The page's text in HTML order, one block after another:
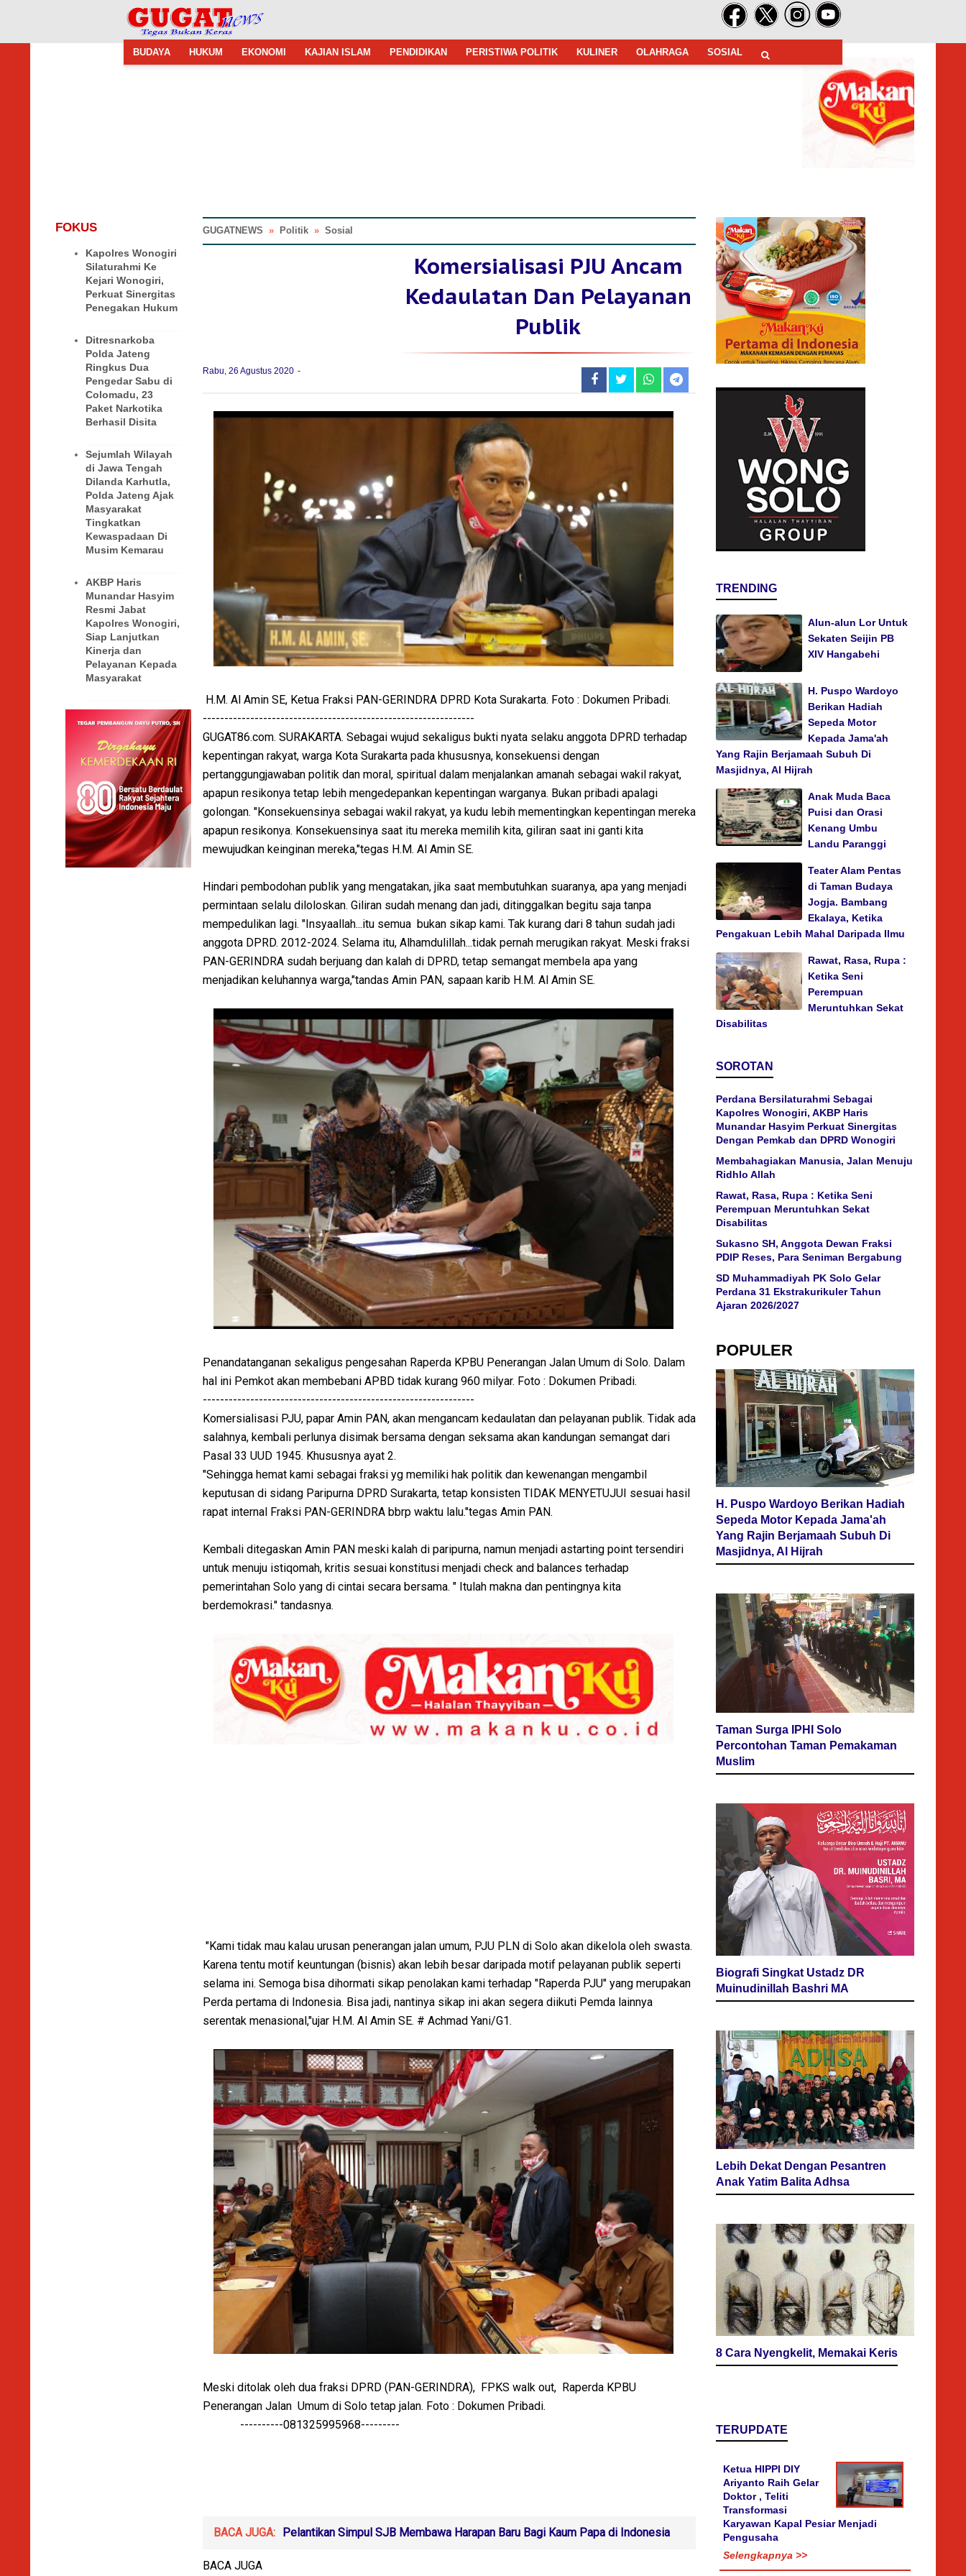
BUDAYA HUKUM EKONOMI KAJIAN ISLAM PENDIDIKAN PERISTIWA POLITIK KULINER OLAHRAGA SOSIAL
FOKUS
Kapolres Wonogiri
Silaturahmi Ke
Kejari Wonogiri,
Perkuat Sinergitas
Penegakan Hukum
Ditresnarkoba
Polda Jateng
Ringkus Dua
Pengedar Sabu di
Colomadu, 23
Paket Narkotika
Berhasil Disita
Sejumlah Wilayah
di Jawa Tengah
Dilanda Karhutla,
Polda Jateng Ajak
Masyarakat
Tingkatkan
Kewaspadaan Di
Musim Kemarau
AKBP Haris
Munandar Hasyim
Resmi Jabat
Kapolres Wonogiri,
Siap Lanjutkan
Kinerja dan
Pelayanan Kepada
Masyarakat
GUGATNEWS » Politik » Sosial
Komersialisasi PJU Ancam
Kedaulatan Dan Pelayanan
Publik
Rabu, 26 Agustus 2020
H.M. Al Amin SE, Ketua Fraksi PAN-GERINDRA DPRD Kota Surakarta. Foto : Dokumen Pribadi.
---------------------------------------------------------------
GUGAT86.com. SURAKARTA. Sebagai wujud sekaligus bukti nyata selaku anggota DPRD terhadap
kepentingan rakyat, warga Kota Surakarta pada khususnya, konsekuensi dengan
pertanggungjawaban politik dan moral, spiritual dalam menjalankan amanah sebagai wakil rakyat,
apapun resikonya tetap lebih mengedepankan kepentingan warganya. Bukan pribadi apalagi
golongan. "Konsekuensinya sebagai wakil rakyat, ya kudu lebih mementingkan kepentingan mereka
apapun resikonya. Konsekuensinya saat itu mereka memilih kita, giliran saat ini ganti kita
mewujudkan keinginan mereka,"tegas H.M. Al Amin SE.
Hindari pembodohan publik yang mengatakan, jika saat membutuhkan suaranya, apa yang menjadi
permintaan selalu diloloskan. Giliran sudah menang dan jadi, ditinggalkan begitu saja tanpa
mempedulikan lagi. "Insyaallah...itu semua bukan sikap kami. Tak kurang dari 8 tahun sudah jadi
anggota DPRD. 2012-2024. Selama itu, Alhamdulillah...tidak pernah merugikan rakyat. Meski fraksi
PAN-GERINDRA sudah berjuang dan kalah di DPRD, tetap semangat membela apa yang
menjadikan keluhannya warga,"tandas Amin PAN, sapaan karib H.M. Al Amin SE.
Penandatanganan sekaligus pengesahan Raperda KPBU Penerangan Jalan Umum di Solo. Dalam
hal ini Pemkot akan membebani APBD tidak kurang 960 milyar. Foto : Dokumen Pribadi.
---------------------------------------------------------------
Komersialisasi PJU, papar Amin PAN, akan mengancam kedaulatan dan pelayanan publik. Tidak ada
salahnya, kembali perlunya disimak bersama dengan seksama akan kandungan semangat dari
Pasal 33 UUD 1945. Khususnya ayat 2.
"Sehingga hemat kami sebagai fraksi yg memiliki hak politik dan kewenangan mengambil
keputusan di sidang Paripurna DPRD Surakarta, tetap konsisten TIDAK MENYETUJUI sesuai hasil
rapat internal Fraksi PAN-GERINDRA bbrp waktu lalu."tegas Amin PAN.
Kembali ditegaskan Amin PAN meski kalah di paripurna, namun menjadi astarting point tersendiri
untuk menuju istiqomah, kritis sesuai konstitusi menjadi check and balances terhadap
pemerintahan Solo yang di cintai secara bersama. " Itulah makna dan pentingnya kita
berdemokrasi." tandasnya.
"Kami tidak mau kalau urusan penerangan jalan umum, PJU PLN di Solo akan dikelola oleh swasta.
Karena tentu motif keuntungan (bisnis) akan lebih besar daripada motif pelayanan publik seperti
selama ini. Semoga bisa dihormati sikap penolakan kami terhadap "Raperda PJU" yang merupakan
Perda pertama di Indonesia. Bisa jadi, nantinya sikap ini akan segera diikuti Pemda lainnya
serentak menasional,"ujar H.M. Al Amin SE. # Achmad Yani/G1.
Meski ditolak oleh dua fraksi DPRD (PAN-GERINDRA), FPKS walk out, Raperda KPBU
Penerangan Jalan Umum di Solo tetap jalan. Foto : Dokumen Pribadi.
----------081325995968---------
BACA JUGA: Pelantikan Simpul SJB Membawa Harapan Baru Bagi Kaum Papa di Indonesia
BACA JUGA
TRENDING
Alun-alun Lor Untuk
Sekaten Seijin PB
XIV Hangabehi
H. Puspo Wardoyo
Berikan Hadiah
Sepeda Motor
Kepada Jama'ah
Yang Rajin Berjamaah Subuh Di
Masjidnya, Al Hijrah
Anak Muda Baca
Puisi dan Orasi
Kenang Umbu
Landu Paranggi
Teater Alam Pentas
di Taman Budaya
Jogja. Bambang
Ekalaya, Ketika
Pengakuan Lebih Mahal Daripada Ilmu
Rawat, Rasa, Rupa :
Ketika Seni
Perempuan
Meruntuhkan Sekat
Disabilitas
SOROTAN
Perdana Bersilaturahmi Sebagai
Kapolres Wonogiri, AKBP Haris
Munandar Hasyim Perkuat Sinergitas
Dengan Pemkab dan DPRD Wonogiri
Membahagiakan Manusia, Jalan Menuju
Ridhlo Allah
Rawat, Rasa, Rupa : Ketika Seni
Perempuan Meruntuhkan Sekat
Disabilitas
Sukasno SH, Anggota Dewan Fraksi
PDIP Reses, Para Seniman Bergabung
SD Muhammadiyah PK Solo Gelar
Perdana 31 Ekstrakurikuler Tahun
Ajaran 2026/2027
POPULER
H. Puspo Wardoyo Berikan Hadiah
Sepeda Motor Kepada Jama'ah
Yang Rajin Berjamaah Subuh Di
Masjidnya, Al Hijrah
Taman Surga IPHI Solo
Percontohan Taman Pemakaman
Muslim
Biografi Singkat Ustadz DR
Muinudinillah Bashri MA
Lebih Dekat Dengan Pesantren
Anak Yatim Balita Adhsa
8 Cara Nyengkelit, Memakai Keris
TERUPDATE
Ketua HIPPI DIY
Ariyanto Raih Gelar
Doktor , Teliti
Transformasi
Karyawan Kapal Pesiar Menjadi
Pengusaha
Selengkapnya >>